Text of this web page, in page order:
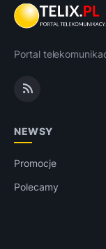
Portal
NEWSY
Promocje
Polecamy